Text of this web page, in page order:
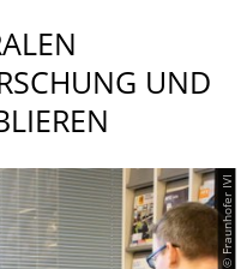
UND
© Fraunhofer IVI